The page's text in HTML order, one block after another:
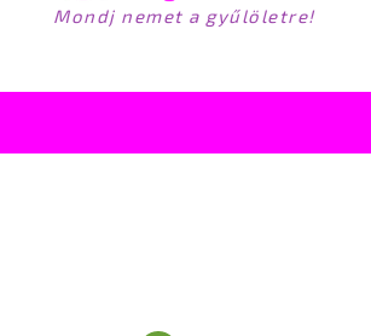
Mondj nemet a gyűlöletre!